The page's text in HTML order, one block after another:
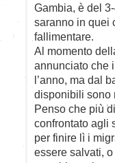
Gambia, è del
saranno in quei
fallimentare.
Al momento
annunciato che
l’anno, ma dal
disponibili sono
Penso che più
confrontato agli
per finire lì i
essere salvati,